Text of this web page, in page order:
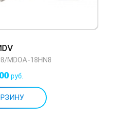
MDOA-18HN8
руб.